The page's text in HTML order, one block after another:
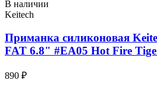
В наличии
Keitech
Приманка силиконовая
FAT 6.8" #EA05 Hot Fire
890 ₽